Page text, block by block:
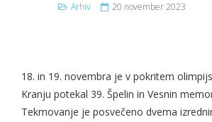
Arhiv 20 november 2023
18. in 19. novembra je v pokritem
Kranju potekal 39. Špelin in Vesnin
Tekmovanje je posvečeno dvema